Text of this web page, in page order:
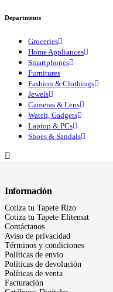
Departments
Groceries
Home Appliances
Smartphones
Furnitures
Fashion & Clothings
Jewels
Cameras & Lens
Watch, Gadgets
Laptop & PCs
Shoes & Sandals
Información
Cotiza tu Tapete Rizo
Cotiza tu Tapete Elitemat
Contáctanos
Aviso de privacidad
Términos y condiciones
Políticas de envio
Políticas de devolución
Políticas de venta
Facturación